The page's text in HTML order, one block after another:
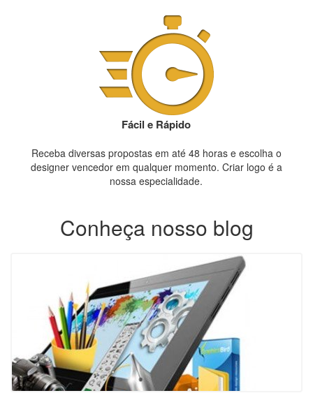
Fácil e Rápido
Receba diversas propostas em até 48 horas e escolha o
designer vencedor em qualquer momento. Criar logo é a
nossa especialidade.
Conheça nosso blog